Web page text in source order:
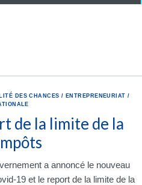
DES CHANCES / ENTREPRENEURIAT /
de la limite de la
a annoncé le nouveau
19 et le report de la limite de la